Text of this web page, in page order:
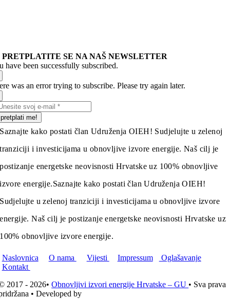
PRETPLATITE SE NA NAŠ NEWSLETTER
have been successfully subscribed.
was an error trying to subscribe. Please try again later.
pretplati me!
Saznajte kako postati član Udruženja OIEH! Sudjelujte u zelenoj
tranziciji i investicijama u obnovljive izvore energije. Naš cilj je
postizanje energetske neovisnosti Hrvatske uz 100% obnovljive
izvore energije.Saznajte kako postati član Udruženja OIEH!
Sudjelujte u zelenoj tranziciji i investicijama u obnovljive izvore
energije. Naš cilj je postizanje energetske neovisnosti Hrvatske uz
100% obnovljive izvore energije.
Naslovnica O nama Vijesti Impressum
Oglašavanje
Kontakt
2017 - 2026•Obnovljivi izvori energije Hrvatske – GU • Sva prava
• Developed by